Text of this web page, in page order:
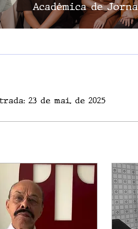
Acadêmica de
23 de mai. de 2025